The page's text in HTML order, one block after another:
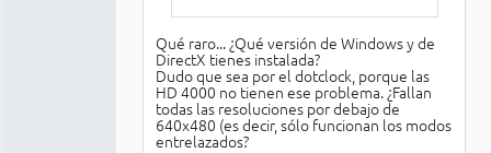
Qué raro... ¿Qué versión de Windows y de
DirectX tienes instalada?
Dudo que sea por el dotclock, porque las
HD 4000 no tienen ese problema. ¿Fallan
todas las resoluciones por debajo de
640x480 (es decir, sólo funcionan los modos
entrelazados?